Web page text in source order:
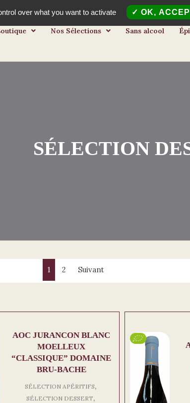
Nos Sélections Sans alcool
SÉLECTION
1 2 Suivant
AOC JURANCON BLANC
MOELLEUX
“CLASSIQUE” DOMAINE
BRU-BACHE
SÉLECTION APÉRITIFS,
SÉLECTION DESSERT,
over what you want to activate OK,